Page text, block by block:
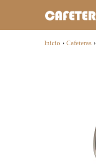
Inicio › Cafeteras ›